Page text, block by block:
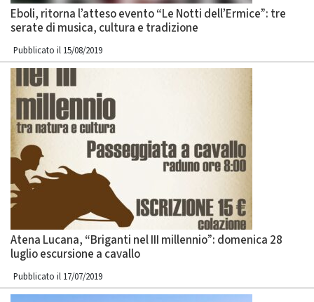
Eboli, ritorna l’atteso evento “Le Notti dell’Ermice”: tre
serate di musica, cultura e tradizione
Pubblicato il 15/08/2019
Atena Lucana, “Briganti nel III millennio”: domenica 28
luglio escursione a cavallo
Pubblicato il 17/07/2019